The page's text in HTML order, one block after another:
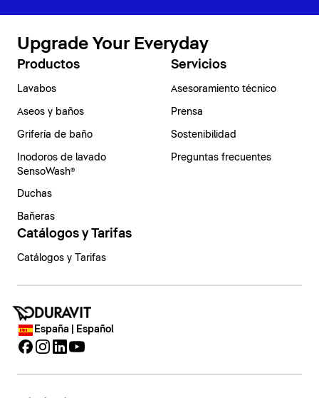
Upgrade Your Everyday
Productos
Lavabos
Aseos y baños
Grifería de baño
Inodoros de lavado
SensoWash®
Duchas
Bañeras
Servicios
Asesoramiento técnico
Prensa
Sostenibilidad
Preguntas frecuentes
Catálogos y Tarifas
Catálogos y Tarifas
España | Español